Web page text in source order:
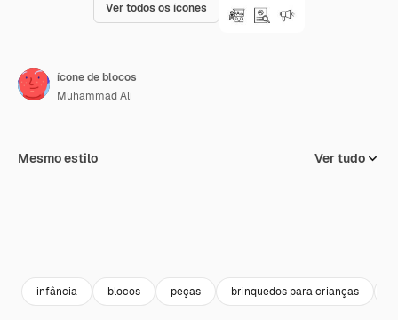
Ver todos os ícones
ícone de blocos
Muhammad Ali
Mesmo estilo Ver tudo
infância blocos peças brinquedos para crianças